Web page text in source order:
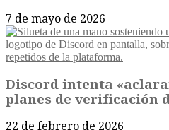
7 de mayo de 2026
Discord intenta
planes de verificación
22 de febrero de 2026